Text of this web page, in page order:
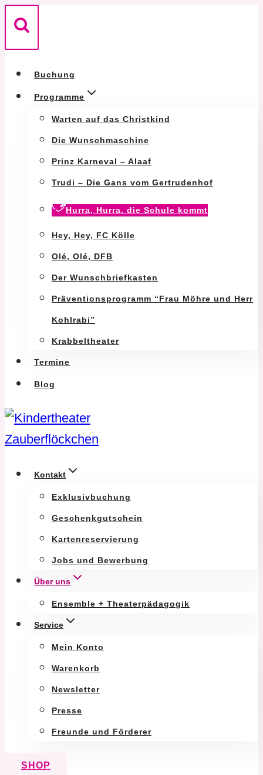
Zum
Inhalt
Buchung
Programme
Warten auf das Christkind
Die Wunschmaschine
Prinz Karneval – Alaaf
Trudi – Die Gans vom Gertrudenhof
Hurra, Hurra, die Schule kommt
Hey, Hey, FC Kölle
Olé, Olé, DFB
Der Wunschbriefkasten
Präventionsprogramm “Frau Möhre und Herr
Kohlrabi”
Krabbeltheater
Termine
Blog
Kontakt
Exklusivbuchung
Geschenkgutschein
Kartenreservierung
Jobs und Bewerbung
Über uns
Ensemble + Theaterpädagogik
Service
Mein Konto
Warenkorb
Newsletter
Presse
Freunde und Förderer
SHOP